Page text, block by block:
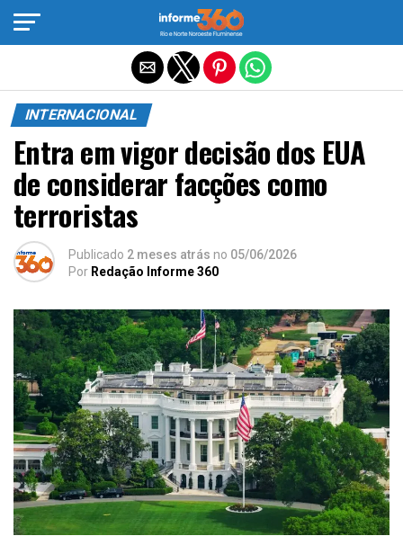
INTERNACIONAL
Entra em vigor decisão dos EUA
de considerar facções como
terroristas
Publicado 2 meses atrás no 05/06/2026
Por Redação Informe 360
Sair da versão mobile